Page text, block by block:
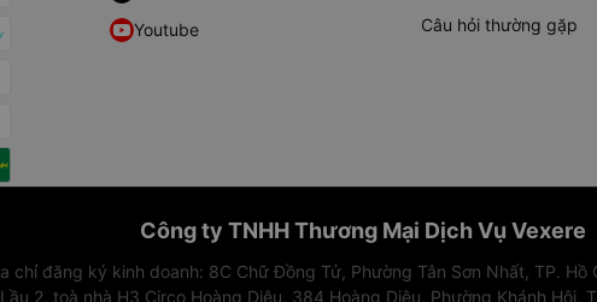
Youtube
Câu hỏi thường gặp
Công ty TNHH Thương Mại Dịch Vụ Vexere
chỉ đăng ký kinh doanh: 8C Chữ Đồng Tử, Phường Tân Sơn Nhất, TP. Hồ
Lầu 2, toà nhà H3 Circo Hoàng Diệu, 384 Hoàng Diệu, Phường Khánh Hội,